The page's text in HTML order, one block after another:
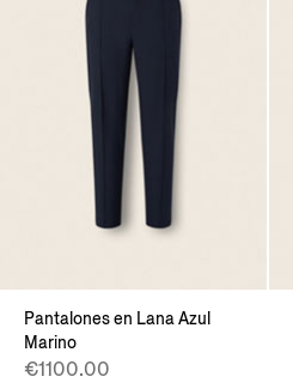
Pantalones en Lana Azul
Marino
€1100.00